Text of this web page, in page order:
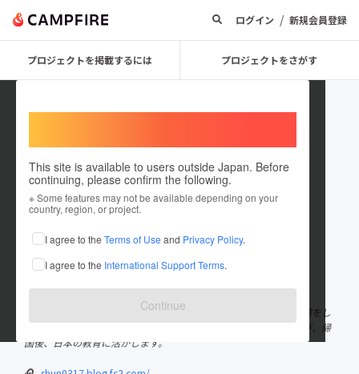
ログイン / 新規会員登録
プロジェクトを掲載するには プロジェクトをさがす
This site is available to users outside Japan. Before
continuing, please confirm the following.
※ Some features may not be available depending on your
country, region, or project.
I agree to the Terms of Use and Privacy Policy.
I agree to the International Support Terms.
Continue
Shun0317
これまでに3回支援して2件のプロジェクトを投稿しています
在住国：未設定
出身国：日本 出身地：東京都
元教員です。３月末で退職し、現在は「教育」をテーマに世界一周をし
ています。世界中の学校を周り、それぞれの良いエッセンスを学び、帰
国後、日本の教育に活かします。